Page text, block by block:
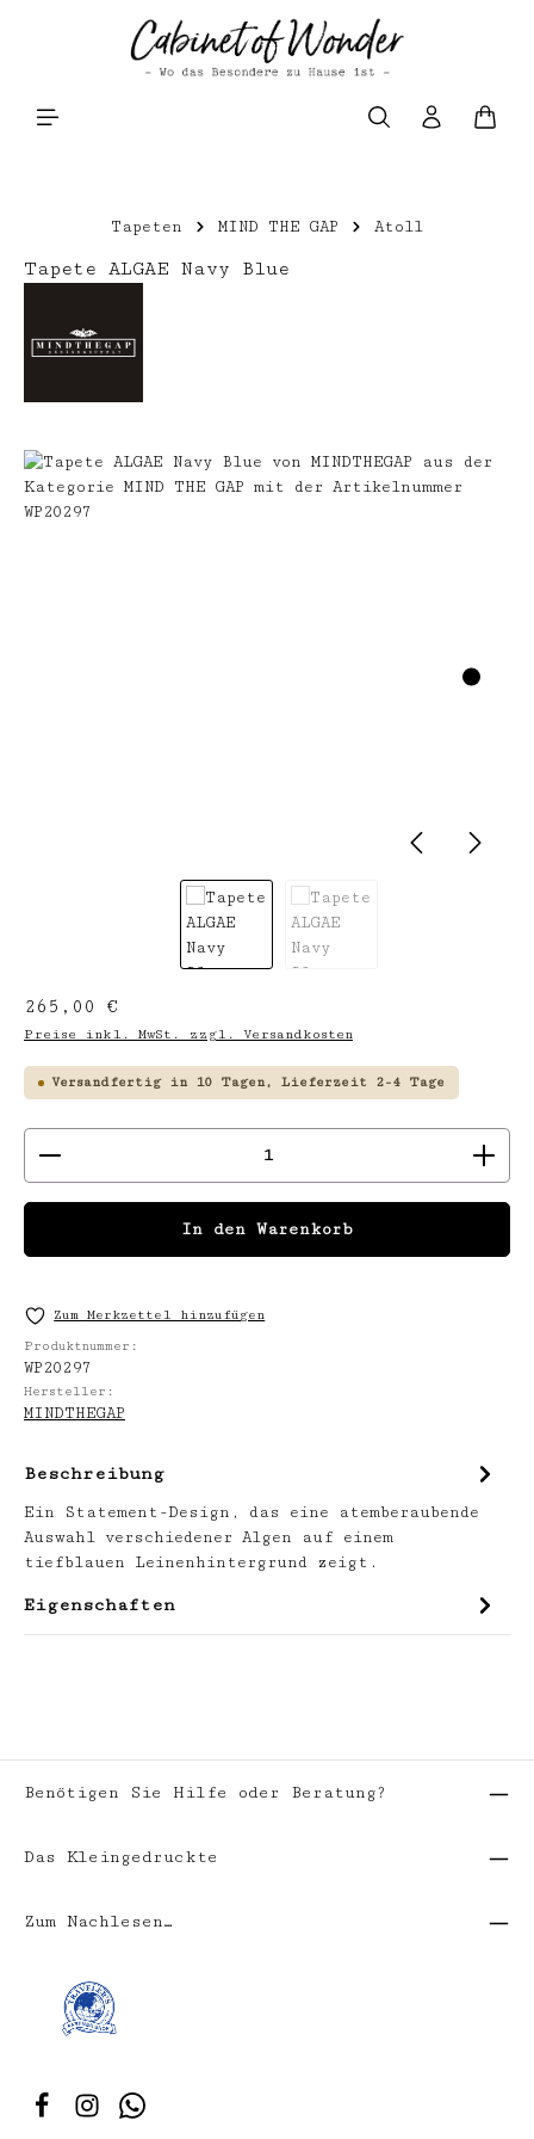
Zum Hauptinhalt springen
Tapeten MIND THE GAP Atoll
Tapete ALGAE Navy Blue
Bildergalerie überspringen
Regulärer Preis:
265,00 €
Preise inkl. MwSt. zzgl. Versandkosten
Versandfertig in 10 Tagen, Lieferzeit 2-4 Tage
Produkt Anzahl: Gib den gewünschten
In den Warenkorb
Zum Merkzettel hinzufügen
Produktnummer:
WP20297
Hersteller:
MINDTHEGAP
Beschreibung
Ein Statement-Design, das eine atemberaubende
Auswahl verschiedener Algen auf einem
tiefblauen Leinenhintergrund zeigt.
Eigenschaften
Benötigen Sie Hilfe oder Beratung?
Das Kleingedruckte
Zum Nachlesen…